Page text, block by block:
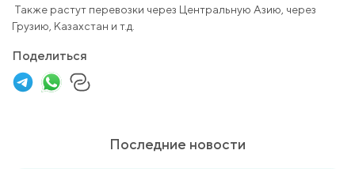
Также растут перевозки через Центральную Азию, через
Грузию, Казахстан и т.д.
Поделиться
Последние новости